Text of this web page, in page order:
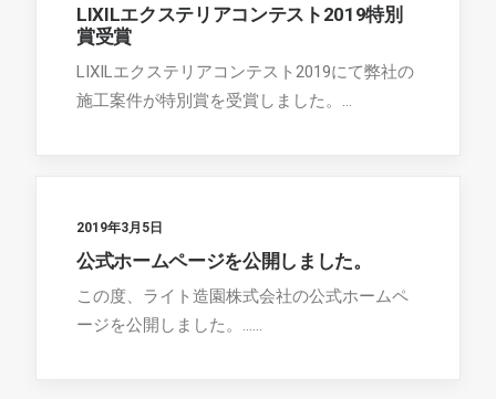
LIXILエクステリアコンテスト2019特別
賞受賞
LIXILエクステリアコンテスト2019にて弊社の
施工案件が特別賞を受賞しました。…
2019年3月5日
公式ホームページを公開しました。
この度、ライト造園株式会社の公式ホームペ
ージを公開しました。……